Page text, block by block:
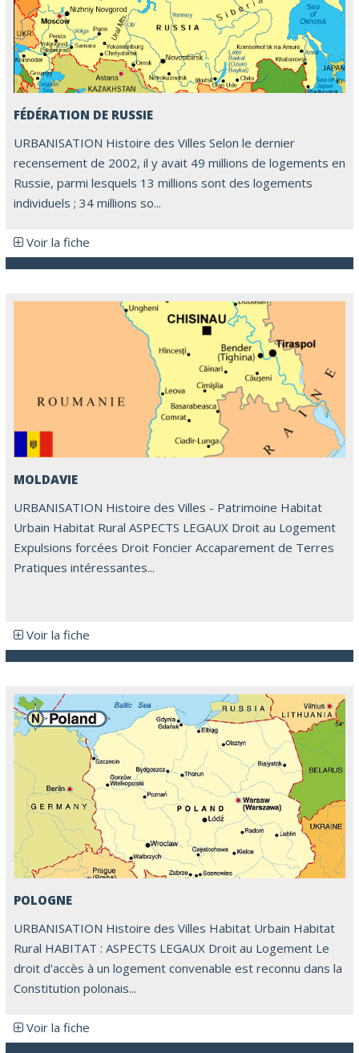
FÉDÉRATION DE RUSSIE
URBANISATION Histoire des Villes Selon le dernier
recensement de 2002, il y avait 49 millions de logements en
Russie, parmi lesquels 13 millions sont des logements
individuels ; 34 millions so...
Voir la fiche
MOLDAVIE
URBANISATION Histoire des Villes - Patrimoine Habitat
Urbain Habitat Rural ASPECTS LEGAUX Droit au Logement
Expulsions forcées Droit Foncier Accaparement de Terres
Pratiques intéressantes...
Voir la fiche
POLOGNE
URBANISATION Histoire des Villes Habitat Urbain Habitat
Rural HABITAT : ASPECTS LEGAUX Droit au Logement Le
droit d'accès à un logement convenable est reconnu dans la
Constitution polonais...
Voir la fiche